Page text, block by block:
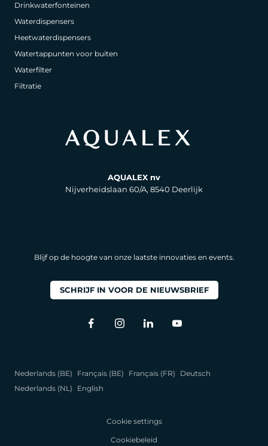
Drinkwaterfonteinen
Waterdispensers
Heetwaterdispensers
Watertappunten voor buiten
Waterfilter
Filtratie
AQUALEX nv
Nijverheidslaan 60/A, 8540 Deerlijk
Blijf op de hoogte van onze laatste innovaties en events.
SCHRIJF IN VOOR DE NIEUWSBRIEF
Nederlands (BE) Français (BE) Français (FR)
Deutsch
Nederlands (NL)
English
Cookie settings
Cookiebeleid